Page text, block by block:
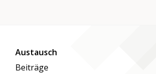
Austausch
Beiträge